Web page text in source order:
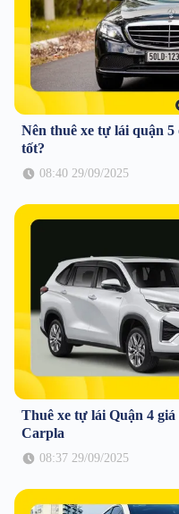
Nên thuê xe tự lái quận
tốt?
08:40 29/09/2025
Thuê xe tự lái Quận 4
Carpla
08:37 29/09/2025